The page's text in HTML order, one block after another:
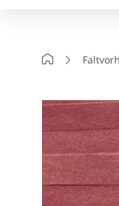
Startseite